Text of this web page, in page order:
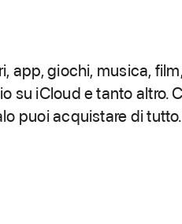
app, giochi, musica, film,
su iCloud e tanto altro.
puoi acquistare di tutto.